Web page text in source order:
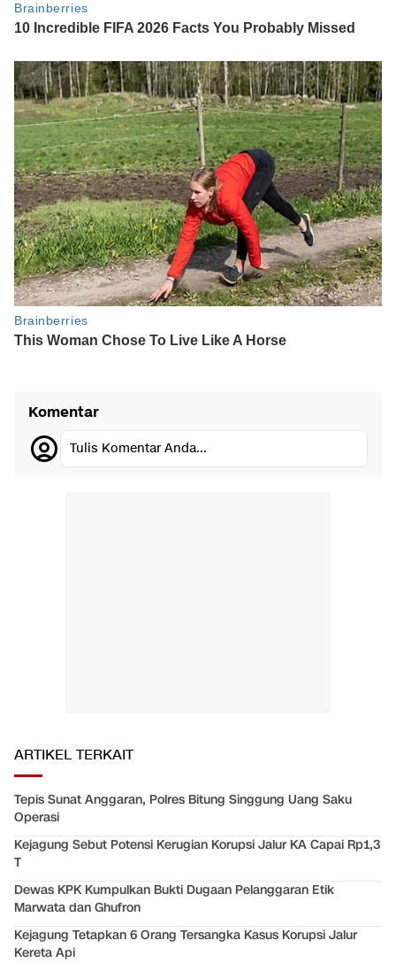
Komentar
Tulis Komentar Anda...
ARTIKEL TERKAIT
Tepis Sunat Anggaran, Polres Bitung Singgung Uang Saku
Operasi
Kejagung Sebut Potensi Kerugian Korupsi Jalur KA Capai Rp1,3
T
Dewas KPK Kumpulkan Bukti Dugaan Pelanggaran Etik
Marwata dan Ghufron
Kejagung Tetapkan 6 Orang Tersangka Kasus Korupsi Jalur
Kereta Api